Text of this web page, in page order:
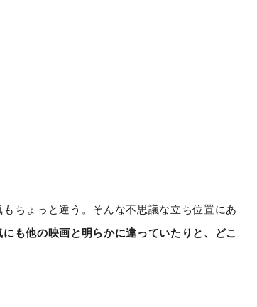
ちょっと違う。そんな不思議な立ち位置にあ
にも他の映画と明らかに違っていたりと、どこ